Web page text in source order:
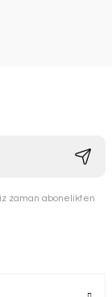
zaman abonelikten